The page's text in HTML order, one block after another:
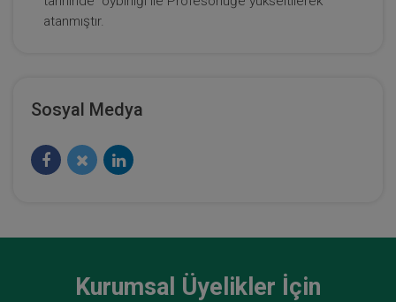
atanmıştır.
Sosyal Medya
Kurumsal Üyelikler İçin